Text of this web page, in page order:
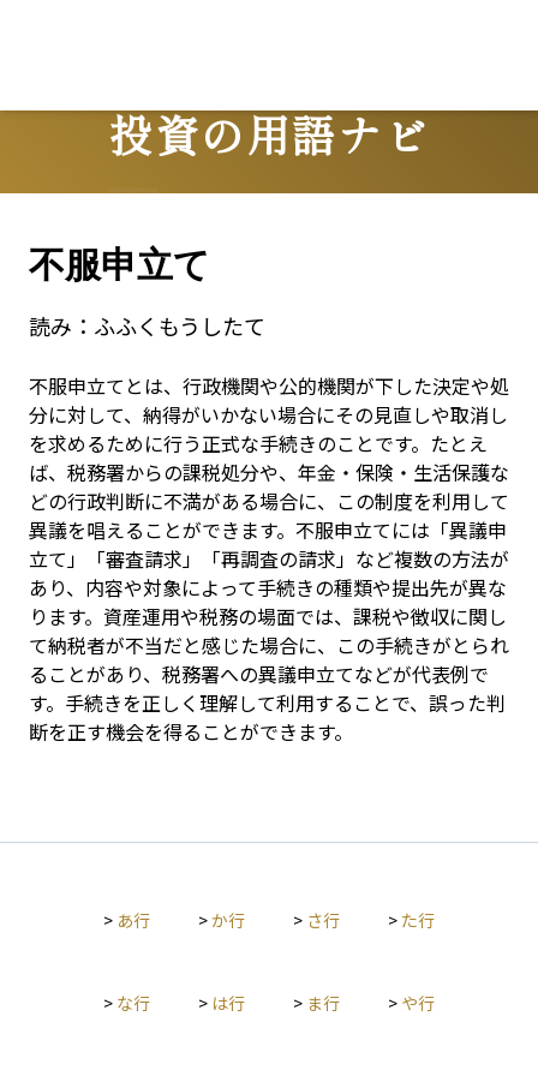
投資の用語ナビ
Terms
不服申立て
読み： ふふくもうしたて
不服申立てとは、行政機関や公的機関が下した決定や処
分に対して、納得がいかない場合にその見直しや取消し
を求めるために行う正式な手続きのことです。たとえ
ば、税務署からの課税処分や、年金・保険・生活保護な
どの行政判断に不満がある場合に、この制度を利用して
異議を唱えることができます。不服申立てには「異議申
立て」「審査請求」「再調査の請求」など複数の方法が
あり、内容や対象によって手続きの種類や提出先が異な
ります。資産運用や税務の場面では、課税や徴収に関し
て納税者が不当だと感じた場合に、この手続きがとられ
ることがあり、税務署への異議申立てなどが代表例で
す。手続きを正しく理解して利用することで、誤った判
断を正す機会を得ることができます。
> あ行 >か行 > さ行 > た行
> な行 > は行 > ま行 > や行